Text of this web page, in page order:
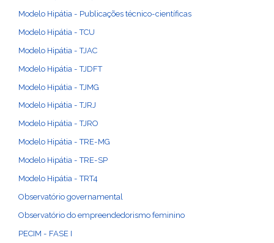
Modelo Hipátia - Publicações técnico-científicas
Modelo Hipátia - TCU
Modelo Hipátia - TJAC
Modelo Hipátia - TJDFT
Modelo Hipátia - TJMG
Modelo Hipátia - TJRJ
Modelo Hipátia - TJRO
Modelo Hipátia - TRE-MG
Modelo Hipátia - TRE-SP
Modelo Hipátia - TRT4
Observatório governamental
Observatório do empreendedorismo feminino
PECIM - FASE I